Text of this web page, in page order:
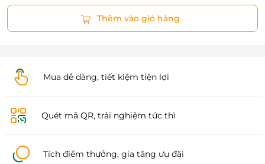
Thêm vào giỏ hàng
Mua dễ dàng, tiết kiệm tiện lợi
Quét mã QR, trải nghiệm tức thì
Tích điểm thưởng, gia tăng ưu đãi